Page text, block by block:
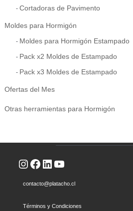
Cortadoras de Pavimento
Moldes para Hormigón
Moldes para Hormigón Estampado
Pack x2 Moldes de Estampado
Pack x3 Moldes de Estampado
Ofertas del Mes
Otras herramientas para Hormigón
Instagram
Facebook
LinkedIn
YouTube
contacto@platacho.cl
Términos y Condiciones